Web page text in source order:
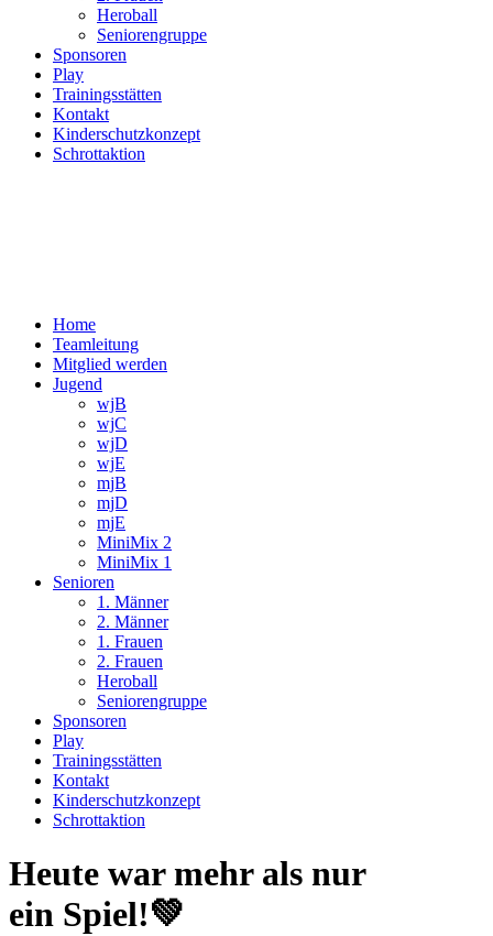
Heroball
Seniorengruppe
Sponsoren
Play
Trainingsstätten
Kontakt
Kinderschutzkonzept
Schrottaktion
Home
Teamleitung
Mitglied werden
Jugend
wjB
wjC
wjD
wjE
mjB
mjD
mjE
MiniMix 2
MiniMix 1
Senioren
1. Männer
2. Männer
1. Frauen
2. Frauen
Heroball
Seniorengruppe
Sponsoren
Play
Trainingsstätten
Kontakt
Kinderschutzkonzept
Schrottaktion
Heute war mehr als nur
ein Spiel!💚